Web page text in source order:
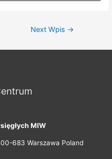
Next Wpis →
MIW
683 Warszawa Poland